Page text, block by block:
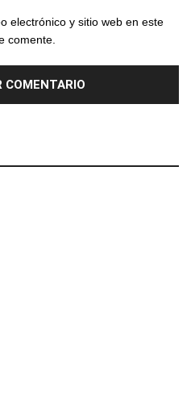
electrónico y sitio web en este
comente.